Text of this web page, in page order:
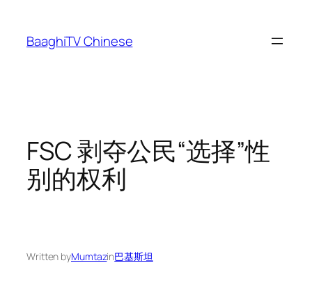
content
BaaghiTV Chinese
FSC 剥夺公民“选择”性
别的权利
Written byMumtazin巴基斯坦